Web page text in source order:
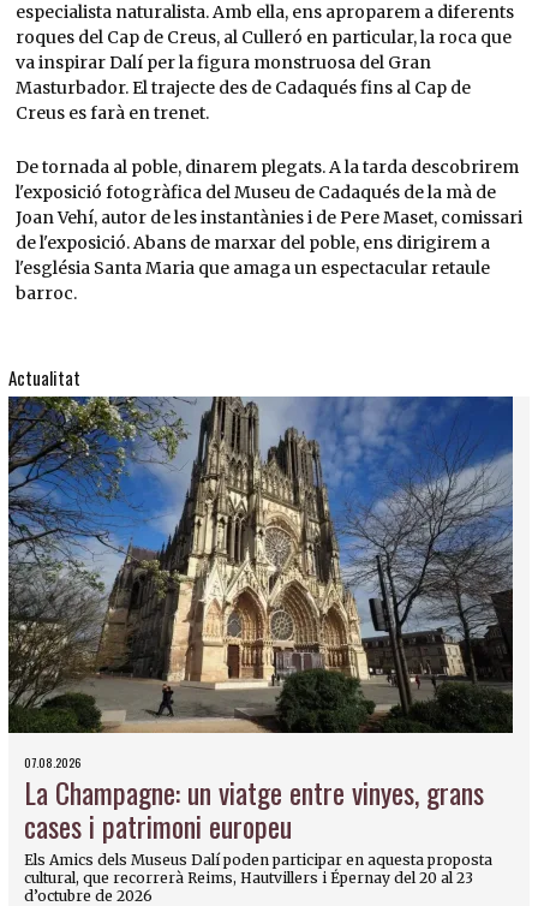
especialista naturalista. Amb ella, ens aproparem a diferents
roques del Cap de Creus, al Culleró en particular, la roca que
va inspirar Dalí per la figura monstruosa del Gran
Masturbador. El trajecte des de Cadaqués fins al Cap de
Creus es farà en trenet.
De tornada al poble, dinarem plegats. A la tarda descobrirem
l'exposició fotogràfica del Museu de Cadaqués de la mà de
Joan Vehí, autor de les instantànies i de Pere Maset, comissari
de l'exposició. Abans de marxar del poble, ens dirigirem a
l'església Santa Maria que amaga un espectacular retaule
barroc.
Actualitat
07.08.2026
La Champagne: un viatge entre vinyes, grans
cases i patrimoni europeu
Els Amics dels Museus Dalí poden participar en aquesta proposta
cultural, que recorrerà Reims, Hautvillers i Épernay del 20 al 23
d’octubre de 2026